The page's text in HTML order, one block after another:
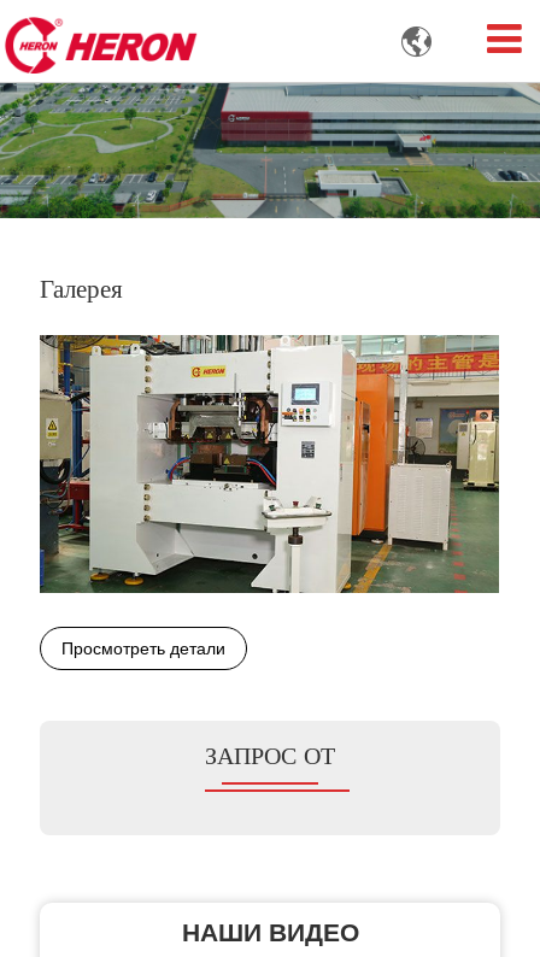

Галерея
Просмотреть детали
ЗАПРОС ОТ
НАШИ ВИДЕО